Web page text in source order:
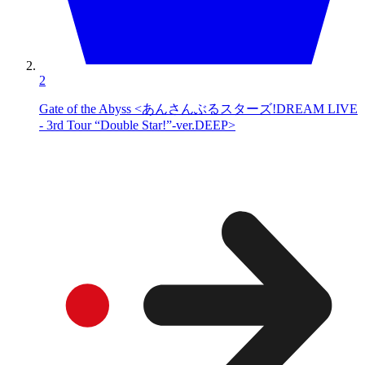
2
Gate of the Abyss <あんさんぶるスターズ!DREAM LIVE
- 3rd Tour “Double Star!”-ver.DEEP>